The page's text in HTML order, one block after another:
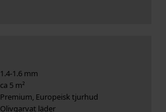
1.4-1.6 mm
ca 5 m²
Premium, Europeisk tjurhud
Olivgarvat läder